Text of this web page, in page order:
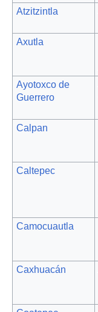
Atzitzintla
Axutla
Ayotoxco de
Guerrero
Calpan
Caltepec
Camocuautla
Caxhuacán